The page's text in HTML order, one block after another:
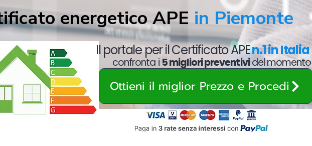
energetico APE in Piemonte
Ottieni il miglior Prezzo e Procedi
Il portale per il Certificato APEn.1 in Italia
confronta i 5 migliori preventividel momento